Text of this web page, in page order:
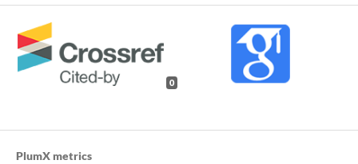
0
PlumX metrics